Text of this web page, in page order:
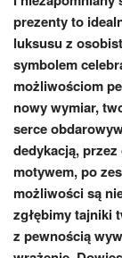
prezenty to
luksusu z
symbolem
możliwościom
nowy wymiar,
serce
dedykacją,
motywem, po
możliwości są
zgłębimy tajniki
z pewnością